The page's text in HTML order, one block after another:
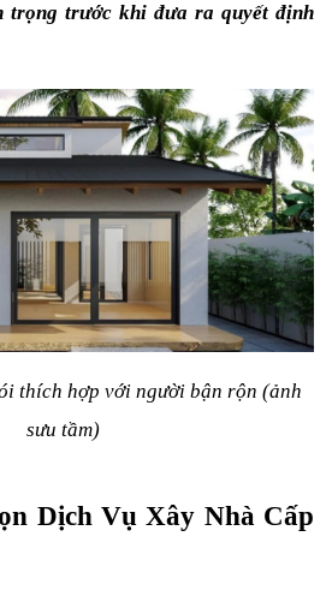
trọng trước khi đưa ra quyết định
thích hợp với người bận rộn (ảnh
sưu tầm)
Dịch Vụ Xây Nhà Cấp